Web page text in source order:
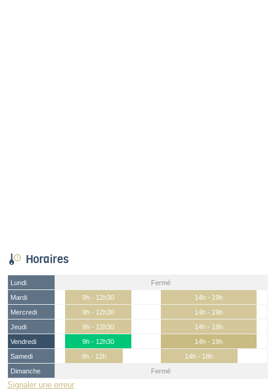
Horaires
Lundi
Fermé
Mardi
9h - 12h30
14h - 19h
Mercredi
9h - 12h30
14h - 19h
Jeudi
9h - 12h30
14h - 19h
Vendredi
9h - 12h30
14h - 19h
Samedi
9h - 12h
14h - 18h
Dimanche
Fermé
Signaler une erreur